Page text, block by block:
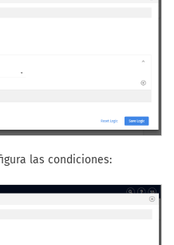
las condiciones: